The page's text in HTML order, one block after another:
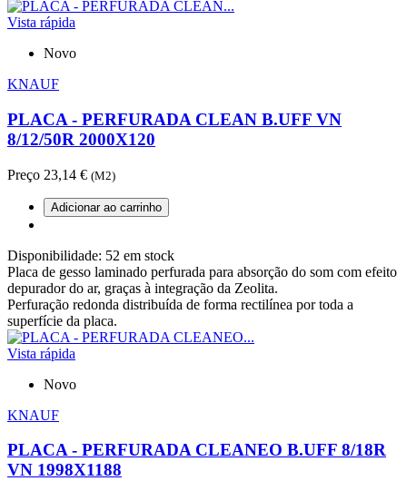
Vista rápida
Novo
KNAUF
PLACA - PERFURADA CLEAN B.UFF VN
8/12/50R 2000X120
Preço 23,14 € (M2)
Adicionar ao carrinho
Disponibilidade: 52 em stock
Placa de gesso laminado perfurada para absorção do som com efeito
depurador do ar, graças à integração da Zeolita.
Perfuração redonda distribuída de forma rectilínea por toda a
superfície da placa.
Vista rápida
Novo
KNAUF
PLACA - PERFURADA CLEANEO B.UFF 8/18R
VN 1998X1188